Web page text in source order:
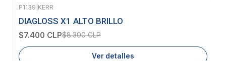
-11% OFF
Agotado
P1139 KERR
DIAGLOSS X1 ALTO BRILLO
$7.400 CLP$8.300 CLP
Ver detalles